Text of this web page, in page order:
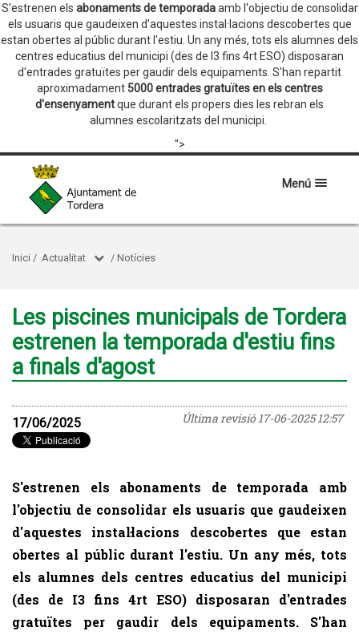
S'estrenen els abonaments de temporadaamb l'objectiu de consolidar
els usuaris que gaudeixen d'aquestes instal·lacions descobertes que
estan obertes al públic durant l'estiu. Un any més, tots els alumnes dels
centres educatius del municipi (des de I3 fins 4rt ESO) disposaran
d'entrades gratuïtes per gaudir dels equipaments. S'han repartit
aproximadament 5000 entrades gratuïtes en els centres
d'ensenyamentque durant els propers dies les rebran els
alumnes escolaritzats del municipi.
">
Menú
Inici / Actualitat / Notícies
Les piscines municipals de Tordera
estrenen la temporada d'estiu fins
a finals d'agost
Última revisió17-06-2025 12:57
17/06/2025
S'estrenen els abonaments de temporada amb
l'objectiu de consolidar els usuaris que gaudeixen
d'aquestes instal·lacions descobertes que estan
obertes al públic durant l'estiu. Un any més, tots
els alumnes dels centres educatius del municipi
(des de I3 fins 4rt ESO) disposaran d'entrades
gratuïtes per gaudir dels equipaments. S'han